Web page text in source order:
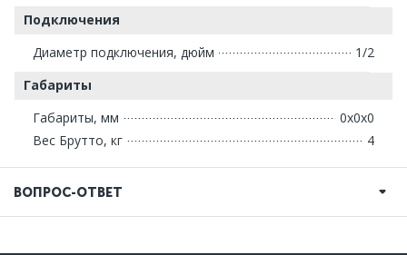
Подключения
Диаметр подключения, дюйм
1/2
Габариты
Габариты, мм
0х0х0
Вес Брутто, кг
4
ВОПРОС-ОТВЕТ